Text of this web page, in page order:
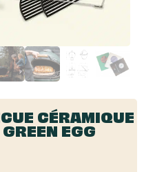
CÉRAMIQUE
EGG